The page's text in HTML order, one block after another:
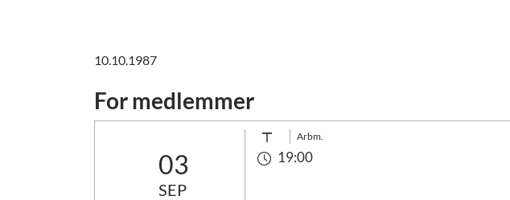
10.10.1987
For medlemmer
03
SEP
Arbm.
19:00